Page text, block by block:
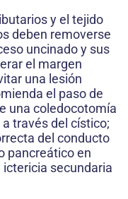
y el tejido
deben removerse
uncinado y sus
el margen
una lesión
el paso de
una coledocotomía
través del cístico;
del conducto
pancreático en
secundaria